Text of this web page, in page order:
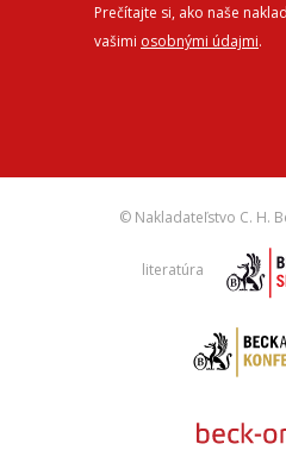
Prečítajte si, ako naše
vašimi osobnými údajmi.
© Nakladateľstvo C. H.
literatúra